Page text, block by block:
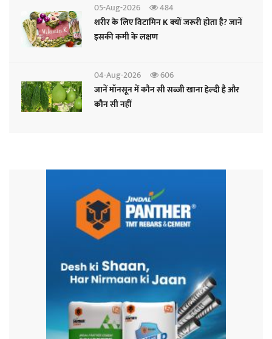
05-Aug-2026
484
शरीर के लिए विटामिन K क्यों जरूरी होता है? जानें
इसकी कमी के लक्षण
04-Aug-2026
606
जानें मॉनसून में कौन सी सब्जी खाना हेल्दी है और
कौन सी नहीं